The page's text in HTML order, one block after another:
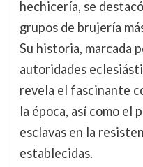
hechicería, se
grupos de brujería
Su historia, marcada
autoridades
revela el fascinante
la época, así como el
esclavas en la
establecidas.